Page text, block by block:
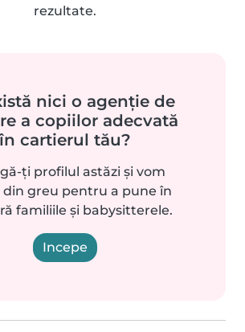
rezultate.
nici o agenție de
a copiilor adecvată
în cartierul tău?
ți profilul astăzi și vom
din greu pentru a pune în
familiile și babysitterele.
Incepe